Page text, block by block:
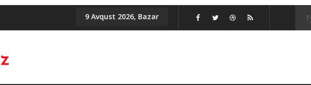
9 Avqust 2026, Bazar